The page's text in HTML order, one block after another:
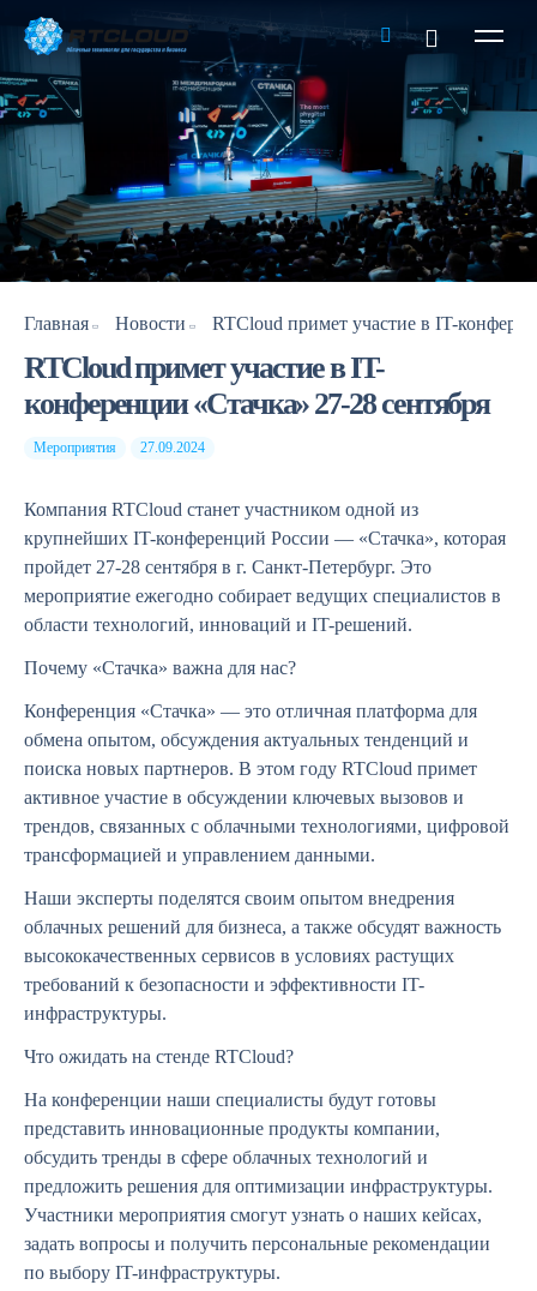
Главная Новости
RTCloud примет участие в IT-
конференции «Стачка» 27-28 сентября
Мероприятия 27.09.2024
Компания RTCloud станет участником одной из
крупнейших IT-конференций России — «Стачка», которая
пройдет 27-28 сентября в г. Санкт-Петербург. Это
мероприятие ежегодно собирает ведущих специалистов в
области технологий, инноваций и IT-решений.
Почему «Стачка» важна для нас?
Конференция «Стачка» — это отличная платформа для
обмена опытом, обсуждения актуальных тенденций и
поиска новых партнеров. В этом году RTCloud примет
активное участие в обсуждении ключевых вызовов и
трендов, связанных с облачными технологиями, цифровой
трансформацией и управлением данными.
Наши эксперты поделятся своим опытом внедрения
облачных решений для бизнеса, а также обсудят важность
высококачественных сервисов в условиях растущих
требований к безопасности и эффективности IT-
инфраструктуры.
Что ожидать на стенде RTCloud?
На конференции наши специалисты будут готовы
представить инновационные продукты компании,
обсудить тренды в сфере облачных технологий и
предложить решения для оптимизации инфраструктуры.
Участники мероприятия смогут узнать о наших кейсах,
задать вопросы и получить персональные рекомендации
по выбору IT-инфраструктуры.